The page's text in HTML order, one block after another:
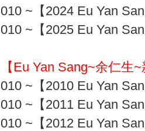
010 ~【2024 Eu Yan
010 ~【2025 Eu Yan
【Eu Yan Sang~余仁生
010 ~【2010 Eu Yan
010 ~【2011 Eu Yan
010 ~【2012 Eu Yan